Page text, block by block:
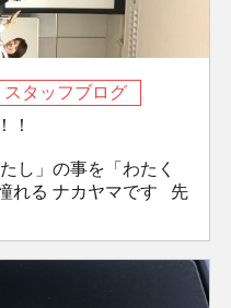
スタッフブログ
！
し」の事を「わたく
れる ナカヤマです 先